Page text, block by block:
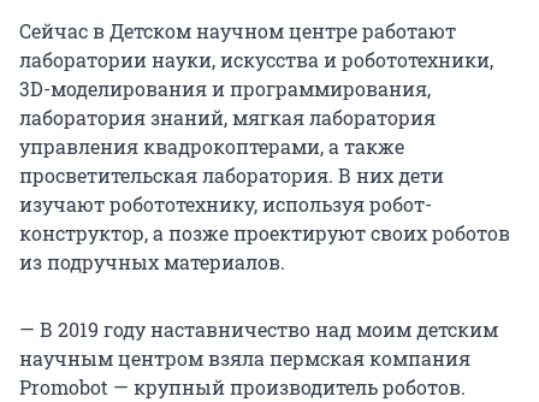
Сейчас в Детском научном центре работают
лаборатории науки, искусства и робототехники,
3D-моделирования и программирования,
лаборатория знаний, мягкая лаборатория
управления квадрокоптерами, а также
просветительская лаборатория. В них дети
изучают робототехнику, используя робот-
конструктор, а позже проектируют своих роботов
из подручных материалов.
— В 2019 году наставничество над моим детским
научным центром взяла пермская компания
Promobot — крупный производитель роботов.